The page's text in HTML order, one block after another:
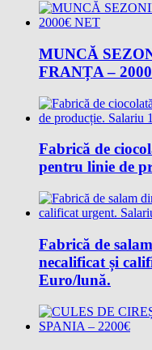
MUNCĂ
FRANȚA –
Fabrică de
pentru linie de
Fabrică de
necalificat și
Euro/lună.